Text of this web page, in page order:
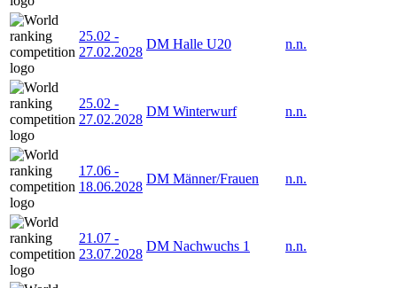
25.02 -
27.02.2028
DM Halle U20 n.n.
25.02 -
27.02.2028
DM Winterwurf n.n.
17.06 -
18.06.2028
DM Männer/Frauen n.n.
21.07 -
23.07.2028
DM Nachwuchs 1 n.n.